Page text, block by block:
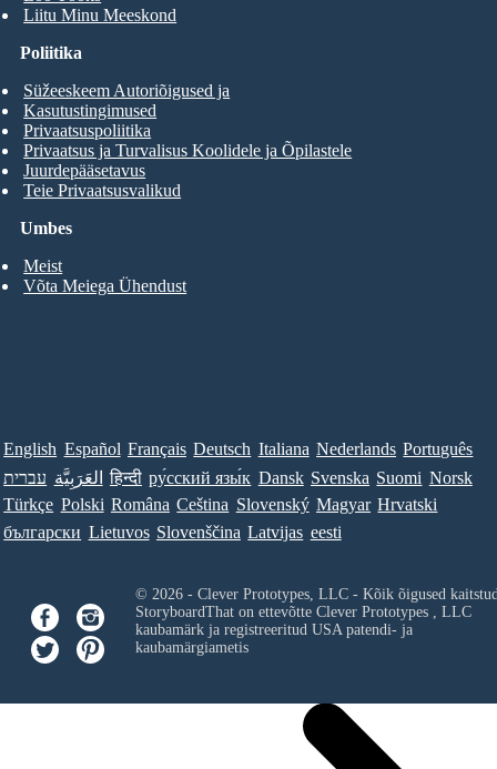
Liitu Minu Meeskond
Umbes
Meist
Võta Meiega Ühendust
Poliitika
Süžeeskeem Autoriõigused ja
Kasutustingimused
Privaatsuspoliitika
Privaatsus ja Turvalisus Koolidele ja Õpilastele
Juurdepääsetavus
Teie Privaatsusvalikud
English Español Français Deutsch Italiana Nederlands Português
עברית العَرَبِيَّة हिन्दी ру́сский язы́к Dansk Svenska Suomi Norsk
Türkçe Polski Româna Ceština Slovenský Magyar Hrvatski
български Lietuvos Slovenščina Latvijas eesti
© 2026 - Clever Prototypes, LLC - Kõik õigused
StoryboardThat on ettevõtte Clever Prototypes , LLC
kaubamärk ja registreeritud USA patendi- ja
kaubamärgiametis